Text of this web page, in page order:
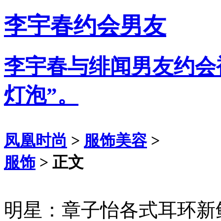
李宇春约会男友
李宇春与绯闻男友约
灯泡”。
凤凰时尚 > 服饰美容>
服饰 > 正文
明星：章子怡各式耳环新